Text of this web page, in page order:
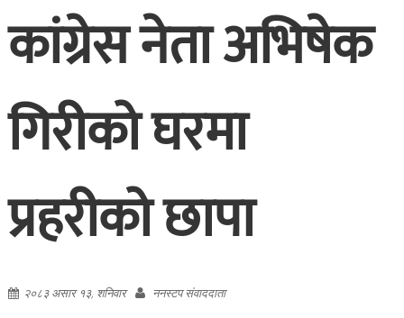
कांग्रेस नेता अभिषेक
गिरीको घरमा
प्रहरीको छापा
२०८३ असार १३, शनिवार ननस्टप संवाददाता